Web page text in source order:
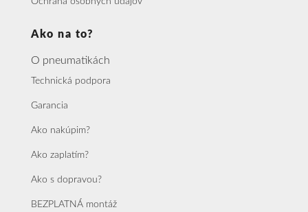
Ako na to?
O pneumatikách
Technická podpora
Garancia
Ako nakúpim?
Ako zaplatím?
Ako s dopravou?
BEZPLATNÁ montáž